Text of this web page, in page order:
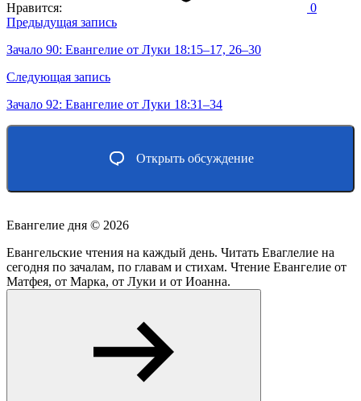
Нравится: 0
Навигация
по
записям
Предыдущая запись
Зачало 90: Евангелие от Луки 18:15–17, 26–30
Следующая запись
Зачало 92: Евангелие от Луки 18:31–34
Открыть обсуждение
Евангелие дня © 2026
Евангельские чтения на каждый день. Читать Еваглелие на
сегодня по зачалам, по главам и стихам. Чтение Евангелие от
Матфея, от Марка, от Луки и от Иоанна.